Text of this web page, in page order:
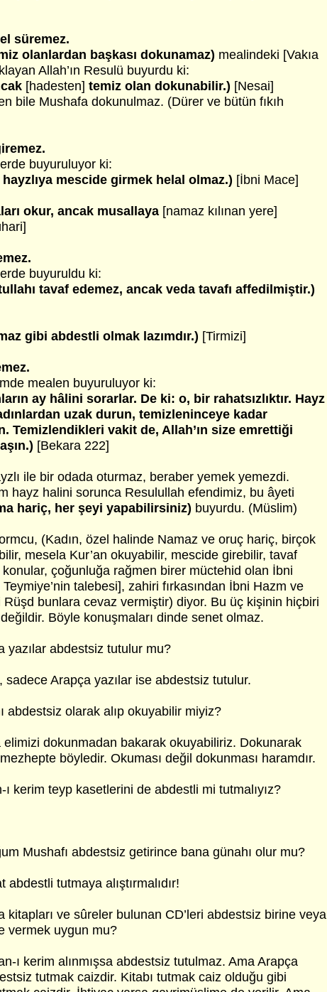
süremez.
olanlardan başkası dokunamaz) mealindeki [Vakıa
Allah’ın Resulü buyurdu ki:
[hadesten] temiz olan dokunabilir.) [Nesai]
bile Mushafa dokunulmaz. (Dürer ve bütün fıkıh
buyuruluyor ki:
mescide girmek helal olmaz.) [İbni Mace]
okur, ancak musallaya [namaz kılınan yere]
buyuruldu ki:
tavaf edemez, ancak veda tavafı affedilmiştir.)
gibi abdestli olmak lazımdır.) [Tirmizi]
mealen buyuruluyor ki:
ay hâlini sorarlar. De ki: o, bir rahatsızlıktır. Hayz
uzak durun, temizleninceye kadar
Temizlendikleri vakit de, Allah’ın size emrettiği
[Bekara 222]
ile bir odada oturmaz, beraber yemek yemezdi.
hayz halini sorunca Resulullah efendimiz, bu âyeti
hariç, her şeyi yapabilirsiniz) buyurdu. (Müslim)
(Kadın, özel halinde Namaz ve oruç hariç, birçok
mesela Kur’an okuyabilir, mescide girebilir, tavaf
çoğunluğa rağmen birer müctehid olan İbni
Teymiye’nin talebesi], zahiri fırkasından İbni Hazm ve
Rüşd bunlara cevaz vermiştir) diyor. Bu üç kişinin hiçbiri
Böyle konuşmaları dinde senet olmaz.
yazılar abdestsiz tutulur mu?
sadece Arapça yazılar ise abdestsiz tutulur.
abdestsiz olarak alıp okuyabilir miyiz?
elimizi dokunmadan bakarak okuyabiliriz. Dokunarak
böyledir. Okuması değil dokunması haramdır.
ı kerim teyp kasetlerini de abdestli mi tutmalıyız?
Mushafı abdestsiz getirince bana günahı olur mu?
abdestli tutmaya alıştırmalıdır!
kitapları ve sûreler bulunan CD’leri abdestsiz birine veya
vermek uygun mu?
ı kerim alınmışsa abdestsiz tutulmaz. Ama Arapça
tutmak caizdir. Kitabı tutmak caiz olduğu gibi